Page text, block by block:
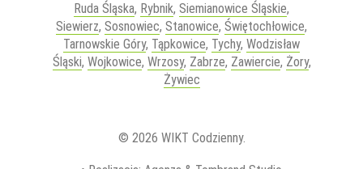
Ruda Śląska, Rybnik, Siemianowice Śląskie,
Siewierz, Sosnowiec, Stanowice, Świętochłowice,
Tarnowskie Góry, Tąpkowice, Tychy, Wodzisław
Śląski, Wojkowice, Wrzosy, Zabrze, Zawiercie, Żory,
Żywiec
© 2026 WIKT Codzienny.